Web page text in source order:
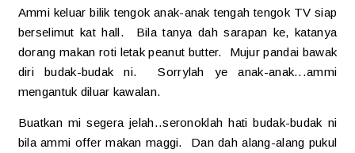
Ammi keluar bilik tengok anak-anak tengah tengok TV siap
berselimut kat hall. Bila tanya dah sarapan ke, katanya
dorang makan roti letak peanut butter. Mujur pandai bawak
diri budak-budak ni. Sorrylah ye anak-anak...ammi
mengantuk diluar kawalan.
Buatkan mi segera jelah..seronoklah hati budak-budak ni
bila ammi offer makan maggi. Dan dah alang-alang pukul